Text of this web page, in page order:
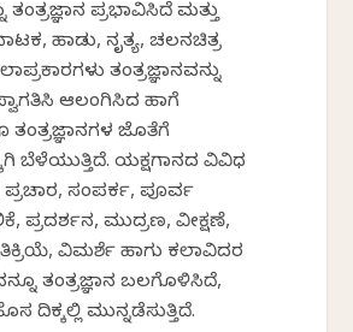
ಪ್ರಭಾವಿಸಿದೆ ಮತ್ತು
ಹಾಡು, ನೃತ್ಯ, ಚಲನಚಿತ್ರ
ತಂತ್ರಜ್ಞಾನವನ್ನು
ಆಲಂಗಿಸಿದ ಹಾಗೆ
ತಂತ್ರಜ್ಞಾನಗಳ ಜೊತೆಗೆ
ಬೆಳೆಯುತ್ತಿದೆ. ಯಕ್ಷಗಾನದ ವಿವಿಧ
ಸಂಪರ್ಕ, ಪೂರ್ವ
ಪ್ರದರ್ಶನ, ಮುದ್ರಣ, ವೀಕ್ಷಣೆ,
ವಿಮರ್ಶೆ ಹಾಗು ಕಲಾವಿದರ
ತಂತ್ರಜ್ಞಾನ ಬಲಗೊಳಿಸಿದೆ,
ದಿಕ್ಕಲ್ಲಿ ಮುನ್ನಡೆಸುತ್ತಿದೆ.